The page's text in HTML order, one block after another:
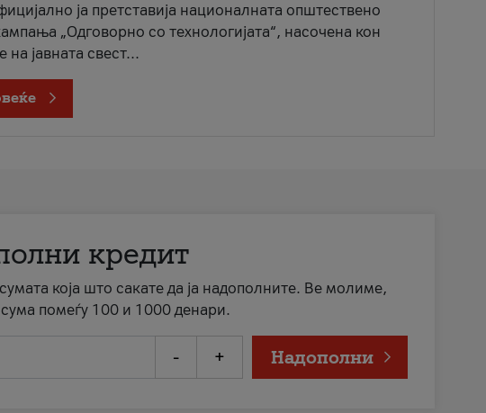
ја претставија националната општествено
„Одговорно со технологијата“, насочена кон
на јавната свест...
кредит
која што сакате да ја надополните. Ве молиме,
сума помеѓу 100 и 1000 денари.
- + Надополни